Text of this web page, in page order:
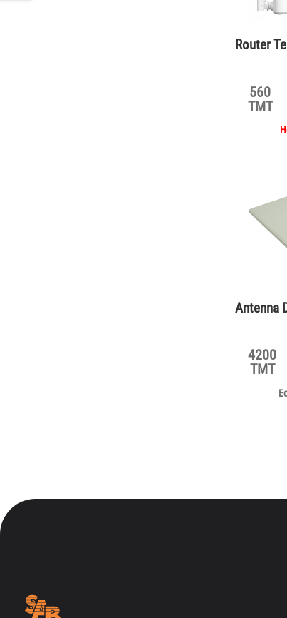
Router
560
TMT
Antenna
4200
TMT